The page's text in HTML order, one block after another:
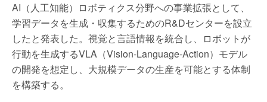
AI（人工知能）ロボティクス分野への事業拡張として、
学習データを生成・収集するためのR&Dセンターを設立
したと発表した。視覚と言語情報を統合し、ロボットが
行動を生成するVLA（Vision-Language-Action）モデル
の開発を想定し、大規模データの生産を可能とする体制
を構築する。